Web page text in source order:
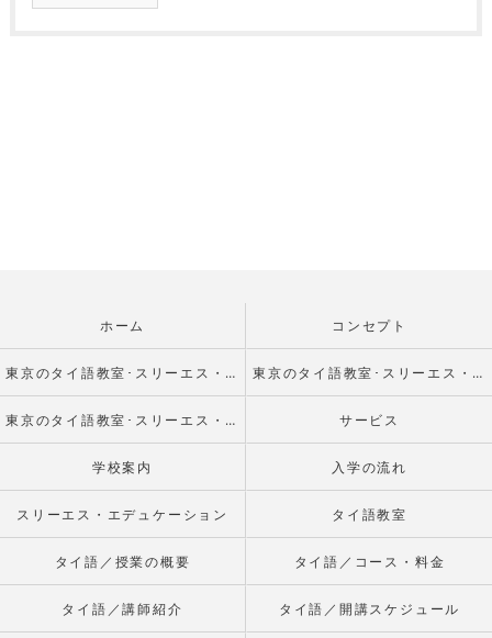
ホーム コンセプト
東京のタイ語教室･スリーエス・エデュケーションの口コミ情報 東京のタイ語教室･スリーエス・エデュケーションの評判
東京のタイ語教室･スリーエス・エデュケーションのお客様の声 サービス
学校案内 入学の流れ
スリーエス・エデュケーション タイ語教室
タイ語／授業の概要 タイ語／コース・料金
タイ語／講師紹介 タイ語／開講スケジュール